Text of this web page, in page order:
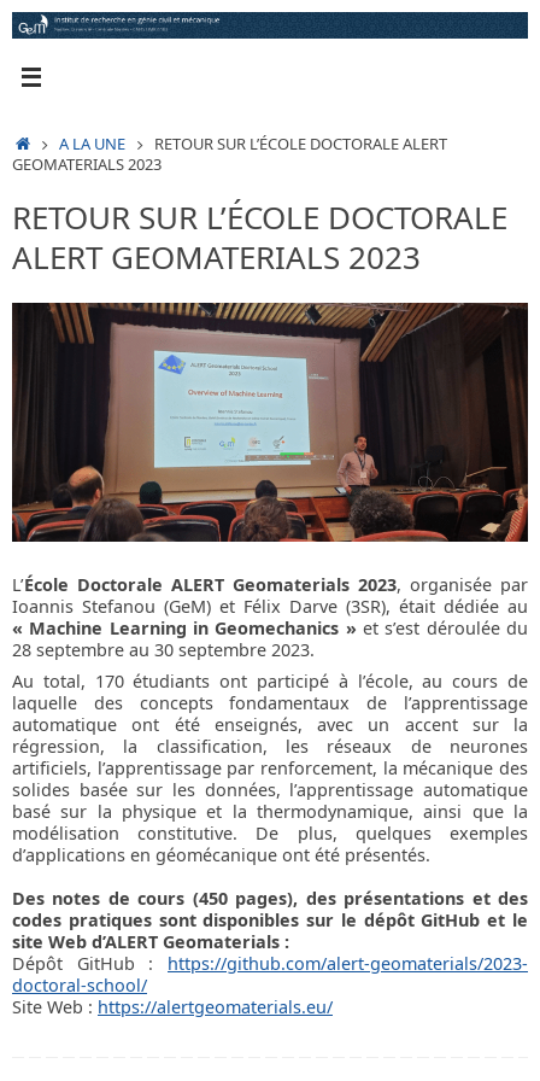
Passer
au
ACCUEIL
A LA UNE
RETOUR SUR L’ÉCOLE DOCTORALE ALERT
GEOMATERIALS 2023
RETOUR SUR L’ÉCOLE DOCTORALE
ALERT GEOMATERIALS 2023
L’École Doctorale ALERT Geomaterials 2023, organisée par
Ioannis Stefanou (GeM) et Félix Darve (3SR), était dédiée au
« Machine Learning in Geomechanics » et s’est déroulée du
28 septembre au 30 septembre 2023.
Au total, 170 étudiants ont participé à l’école, au cours de
laquelle des concepts fondamentaux de l’apprentissage
automatique ont été enseignés, avec un accent sur la
régression, la classification, les réseaux de neurones
artificiels, l’apprentissage par renforcement, la mécanique des
solides basée sur les données, l’apprentissage automatique
basé sur la physique et la thermodynamique, ainsi que la
modélisation constitutive. De plus, quelques exemples
d’applications en géomécanique ont été présentés.
Des notes de cours (450 pages), des présentations et des
codes pratiques sont disponibles sur le dépôt GitHub et le
site Web d’ALERT Geomaterials :
Dépôt GitHub : https://github.com/alert-geomaterials/2023-
doctoral-school/
Site Web : https://alertgeomaterials.eu/